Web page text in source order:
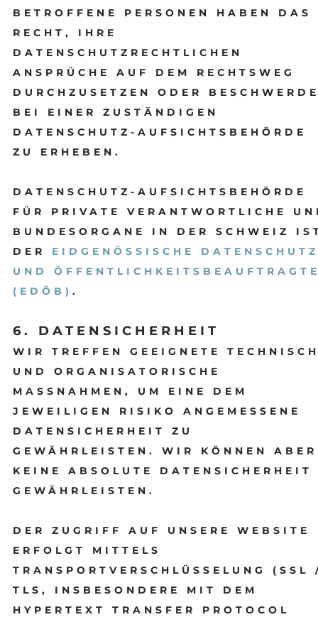
BETROFFENE PERSONEN HABEN DAS
RECHT, IHRE
DATENSCHUTZRECHTLICHEN
ANSPRÜCHE AUF DEM RECHTSWEG
DURCHZUSETZEN ODER
BEI EINER ZUSTÄNDIGEN
DATENSCHUTZ-AUFSICHTSBEHÖRDE
ZU ERHEBEN.
DATENSCHUTZ-AUFSICHTSBEHÖRDE
FÜR PRIVATE VERANTWORTLICHE
BUNDESORGANE IN DER SCHWEIZ
DER EIDGENÖSSISCHE
UND
(EDÖB) .
6. DATENSICHERHEIT
WIR TREFFEN GEEIGNETE
UND ORGANISATORISCHE
MASSNAHMEN, UM EINE DEM
JEWEILIGEN RISIKO ANGEMESSENE
DATENSICHERHEIT ZU
GEWÄHRLEISTEN. WIR KÖNNEN ABER
KEINE ABSOLUTE DATENSICHERHEIT
GEWÄHRLEISTEN.
DER ZUGRIFF AUF UNSERE WEBSITE
ERFOLGT MITTELS
TRANSPORTVERSCHLÜSSELUNG (SSL
TLS, INSBESONDERE MIT DEM
HYPERTEXT TRANSFER PROTOCOL